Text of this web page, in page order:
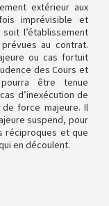
extérieur aux
imprévisible et
l’établissement
au contrat.
ou cas fortuit
des Cours et
être tenue
d’inexécution de
force majeure. Il
suspend, pour
réciproques et que
en découlent.